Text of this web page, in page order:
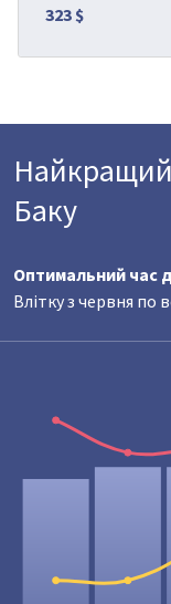
323 $
Найкращий
Баку
Оптимальний час
Влітку з червня по